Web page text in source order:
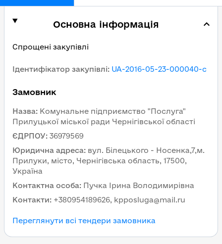
Основна інформація
Спрощені закупівлі
Ідентифікатор закупівлі: UA-2016-05-23-000040-c
Замовник
Назва: Комунальне підприємство "Послуга"
Прилуцької міської ради Чернігівської області
ЄДРПОУ: 36979569
Юридична адреса: вул. Білецького - Носенка,7,м.
Прилуки, місто, Чернігівська область, 17500,
Україна
Контактна особа: Пучка Ірина Володимирівна
Контакти: +380954189626, kpposluga@mail.ru
Переглянути всі тендери замовника